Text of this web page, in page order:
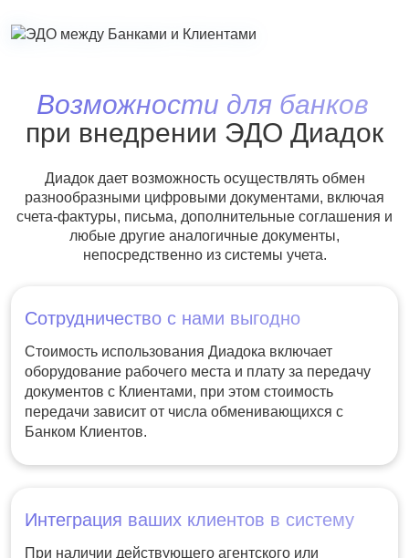
Возможности для банков
при внедрении ЭДО Диадок
Диадок дает возможность осуществлять обмен
разнообразными цифровыми документами, включая
счета-фактуры, письма, дополнительные соглашения и
любые другие аналогичные документы,
непосредственно из системы учета.
Сотрудничество с нами выгодно
Стоимость использования Диадока включает
оборудование рабочего места и плату за передачу
документов с Клиентами, при этом стоимость
передачи зависит от числа обменивающихся с
Банком Клиентов.
Интеграция ваших клиентов в систему
При наличии действующего агентского или